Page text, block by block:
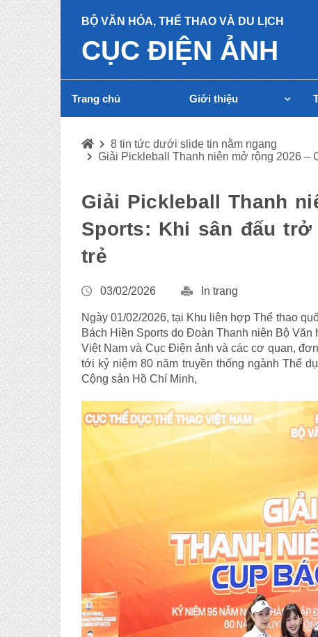
BỘ VĂN HÓA, THỂ THAO VÀ DU LỊCH
CỤC ĐIỆN ẢNH
Trang chủ Giới thiệu
8 tin tức dưới slide tin nằm ngang
Giải Pickleball Thanh niên mở rộng 2026 –
Giải Pickleball Thanh
Sports: Khi sân đấu
trẻ
03/02/2026 In trang
Ngày 01/02/2026, tại Khu liên hợp Thể thao
Bách Hiền Sports do Đoàn Thanh niên Bộ
Việt Nam và Cục Điện ảnh và các cơ quan,
tới kỷ niệm 80 năm truyền thống ngành Thể
Cộng sản Hồ Chí Minh,